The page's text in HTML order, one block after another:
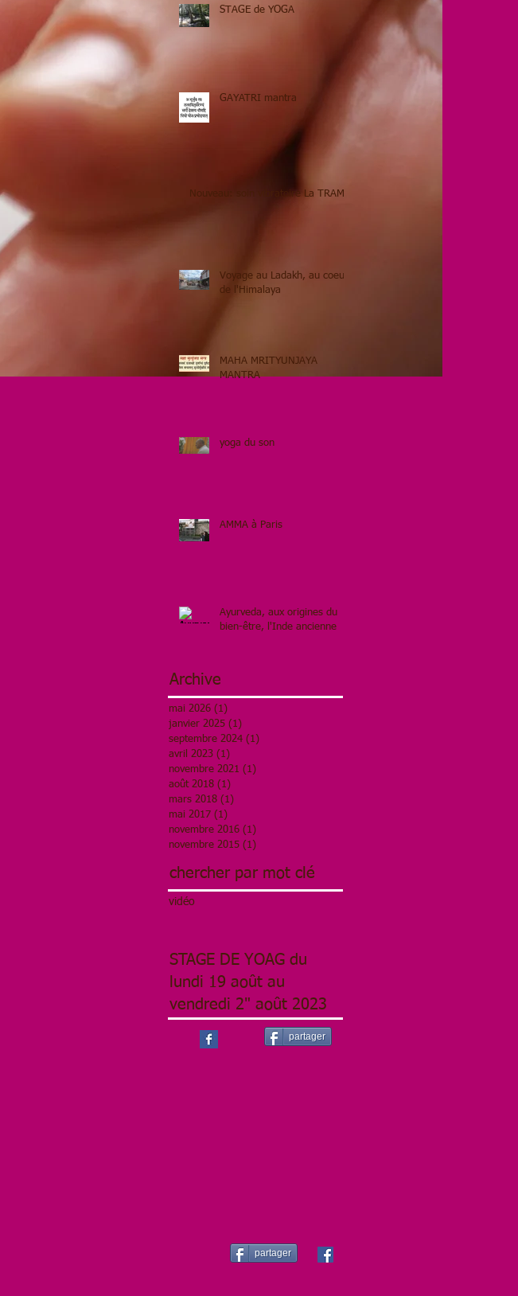
STAGE de YOGA
GAYATRI mantra
Nouveau: soin vibratoire La TRAME
Voyage au Ladakh, au coeur
de l'Himalaya
MAHA MRITYUNJAYA
MANTRA
yoga du son
AMMA à Paris
Ayurveda, aux origines du
bien-être, l'Inde ancienne
Archive
mai 2026 (1)
janvier 2025 (1)
septembre 2024 (1)
avril 2023 (1)
novembre 2021 (1)
août 2018 (1)
mars 2018 (1)
mai 2017 (1)
novembre 2016 (1)
novembre 2015 (1)
chercher par mot clé
vidéo
STAGE DE YOAG du
lundi 19 août au
vendredi 2" août 2023
partager
partager